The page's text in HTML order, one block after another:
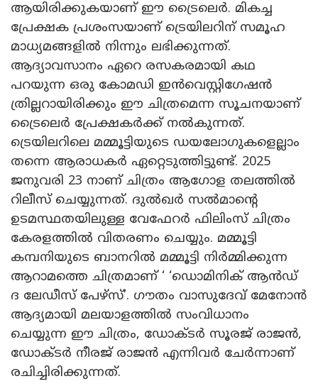
ആയിരിക്കുകയാണ് ഈ ട്രൈലെർ. മികച്ച
പ്രേക്ഷക പ്രശംസയാണ് ട്രെയിലറിന് സമൂഹ
മാധ്യമങ്ങളിൽ നിന്നും ലഭിക്കുന്നത്.
ആദ്യാവസാനം ഏറെ രസകരമായി കഥ
പറയുന്ന ഒരു കോമഡി ഇൻവെസ്റ്റിഗേഷൻ
ത്രില്ലറായിരിക്കും ഈ ചിത്രമെന്ന സൂചനയാണ്
ട്രൈലെർ പ്രേക്ഷകർക്ക് നൽകുന്നത്.
ട്രെയിലറിലെ മമ്മൂട്ടിയുടെ ഡയലോഗുകളെല്ലാം
തന്നെ ആരാധകർ ഏറ്റെടുത്തിട്ടുണ്ട്. 2025
ജനുവരി 23 നാണ് ചിത്രം ആഗോള തലത്തിൽ
റിലീസ് ചെയ്യുന്നത്. ദുൽഖർ സൽമാന്റെ
ഉടമസ്ഥതയിലുള്ള വേഫേറർ ഫിലിംസ് ചിത്രം
കേരളത്തിൽ വിതരണം ചെയ്യും. മമ്മൂട്ടി
കമ്പനിയുടെ ബാനറിൽ മമ്മൂട്ടി നിർമ്മിക്കുന്ന
ആറാമത്തെ ചിത്രമാണ് ‘ ‘ഡൊമിനിക് ആൻഡ്
ദ ലേഡീസ് പേഴ്സ്’. ഗൗതം വാസുദേവ് മേനോൻ
ആദ്യമായി മലയാളത്തിൽ സംവിധാനം
ചെയ്യുന്ന ഈ ചിത്രം, ഡോക്ടർ സൂരജ് രാജൻ,
ഡോക്ടർ നീരജ് രാജൻ എന്നിവർ ചേർന്നാണ്
രചിച്ചിരിക്കുന്നത്.